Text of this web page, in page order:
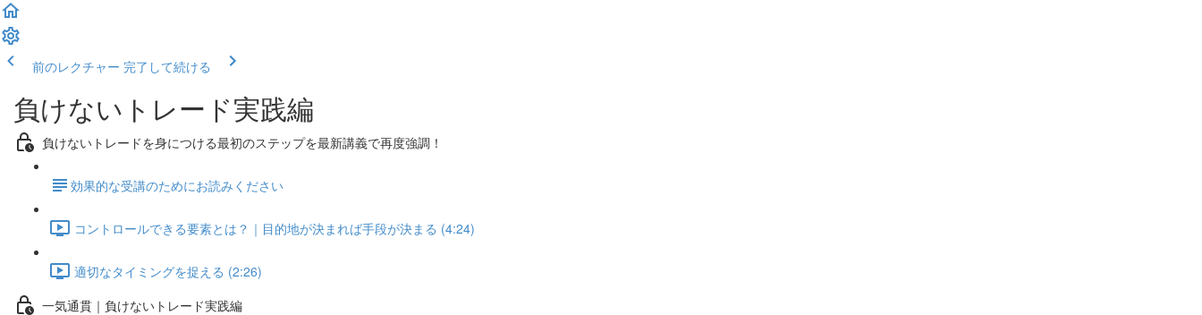
前のレクチャー 完了して続ける
負けないトレード実践編
負けないトレードを身につける最初のステップを最新講義で再度強調！
​効果的な受講のためにお読みください
コントロールできる要素とは？｜目的地が決まれば手段が決まる (4:24)
適切なタイミングを捉える (2:26)
一気通貫｜負けないトレード実践編